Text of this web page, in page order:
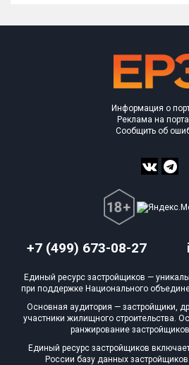
+7 (499) 673-08-27
Информация о
Реклама на
Сообщить об
Единый ресурс застройщиков —
при поддержке Национального
Основная аудитория — застройщики,
участники жилищного строительства.
ранжирование
Единый ресурс застройщиков
России базу данных